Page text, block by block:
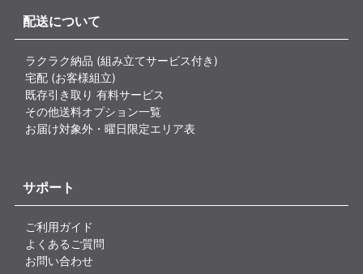
配送について
ラクラク納品 (組み立てサービス付き)
宅配 (お客様組立)
既存引き取り 有料サービス
その他送料オプション一覧
お届け対象外・曜日限定エリア表
サポート
ご利用ガイド
よくあるご質問
お問い合わせ